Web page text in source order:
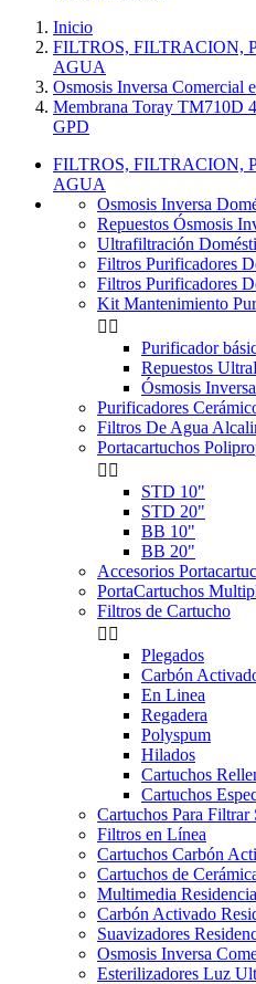
Inicio
FILTROS, FILTRACION,
AGUA
Osmosis Inversa Comercial
Membrana Toray TM710D
GPD
FILTROS, FILTRACION,
AGUA
Osmosis Inversa
Repuestos Ósmosis
Ultrafiltración
Filtros Purificadores
Filtros Purificadores
Kit Mantenimiento
 
Purificador
Repuestos
Ósmosis
Purificadores
Filtros De Agua
Portacartuchos
 
STD 10"
STD 20"
BB 10"
BB 20"
Accesorios
PortaCartuchos
Filtros de Cartucho
 
Plegados
Carbón
En Linea
Regadera
Polyspum
Hilados
Cartuchos
Cartuchos
Cartuchos Para Filtrar
Filtros en Línea
Cartuchos Carbón
Cartuchos de
Multimedia
Carbón Activado
Suavizadores
Osmosis Inversa
Esterilizadores Luz